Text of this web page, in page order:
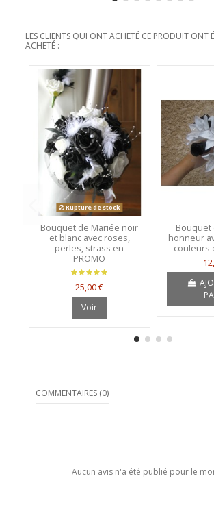
LES CLIENTS QUI ONT ACHETÉ CE PRODUIT ONT
ACHETÉ :
Rupture de stock
Bouquet de Mariée noir
et blanc avec roses,
perles, strass en
PROMO
25,00 €
Voir
Bouquet
honneur
couleurs
COMMENTAIRES (0)
Aucun avis n'a été publié pour le